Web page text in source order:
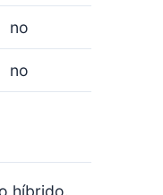
no
no
híbrido.